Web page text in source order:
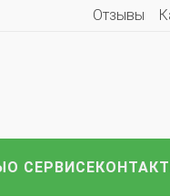
Отзывы
О СЕРВИСЕ